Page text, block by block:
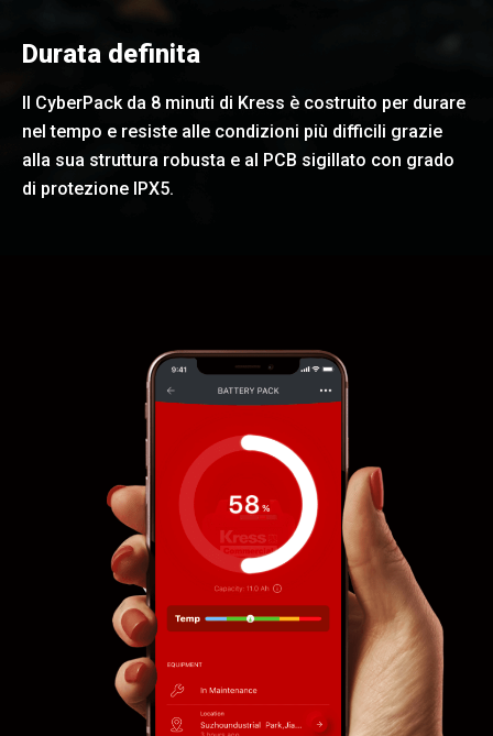
Durata definita
Il CyberPack da 8 minuti di Kress è costruito per durare
nel tempo e resiste alle condizioni più difficili grazie
alla sua struttura robusta e al PCB sigillato con grado
di protezione IPX5.